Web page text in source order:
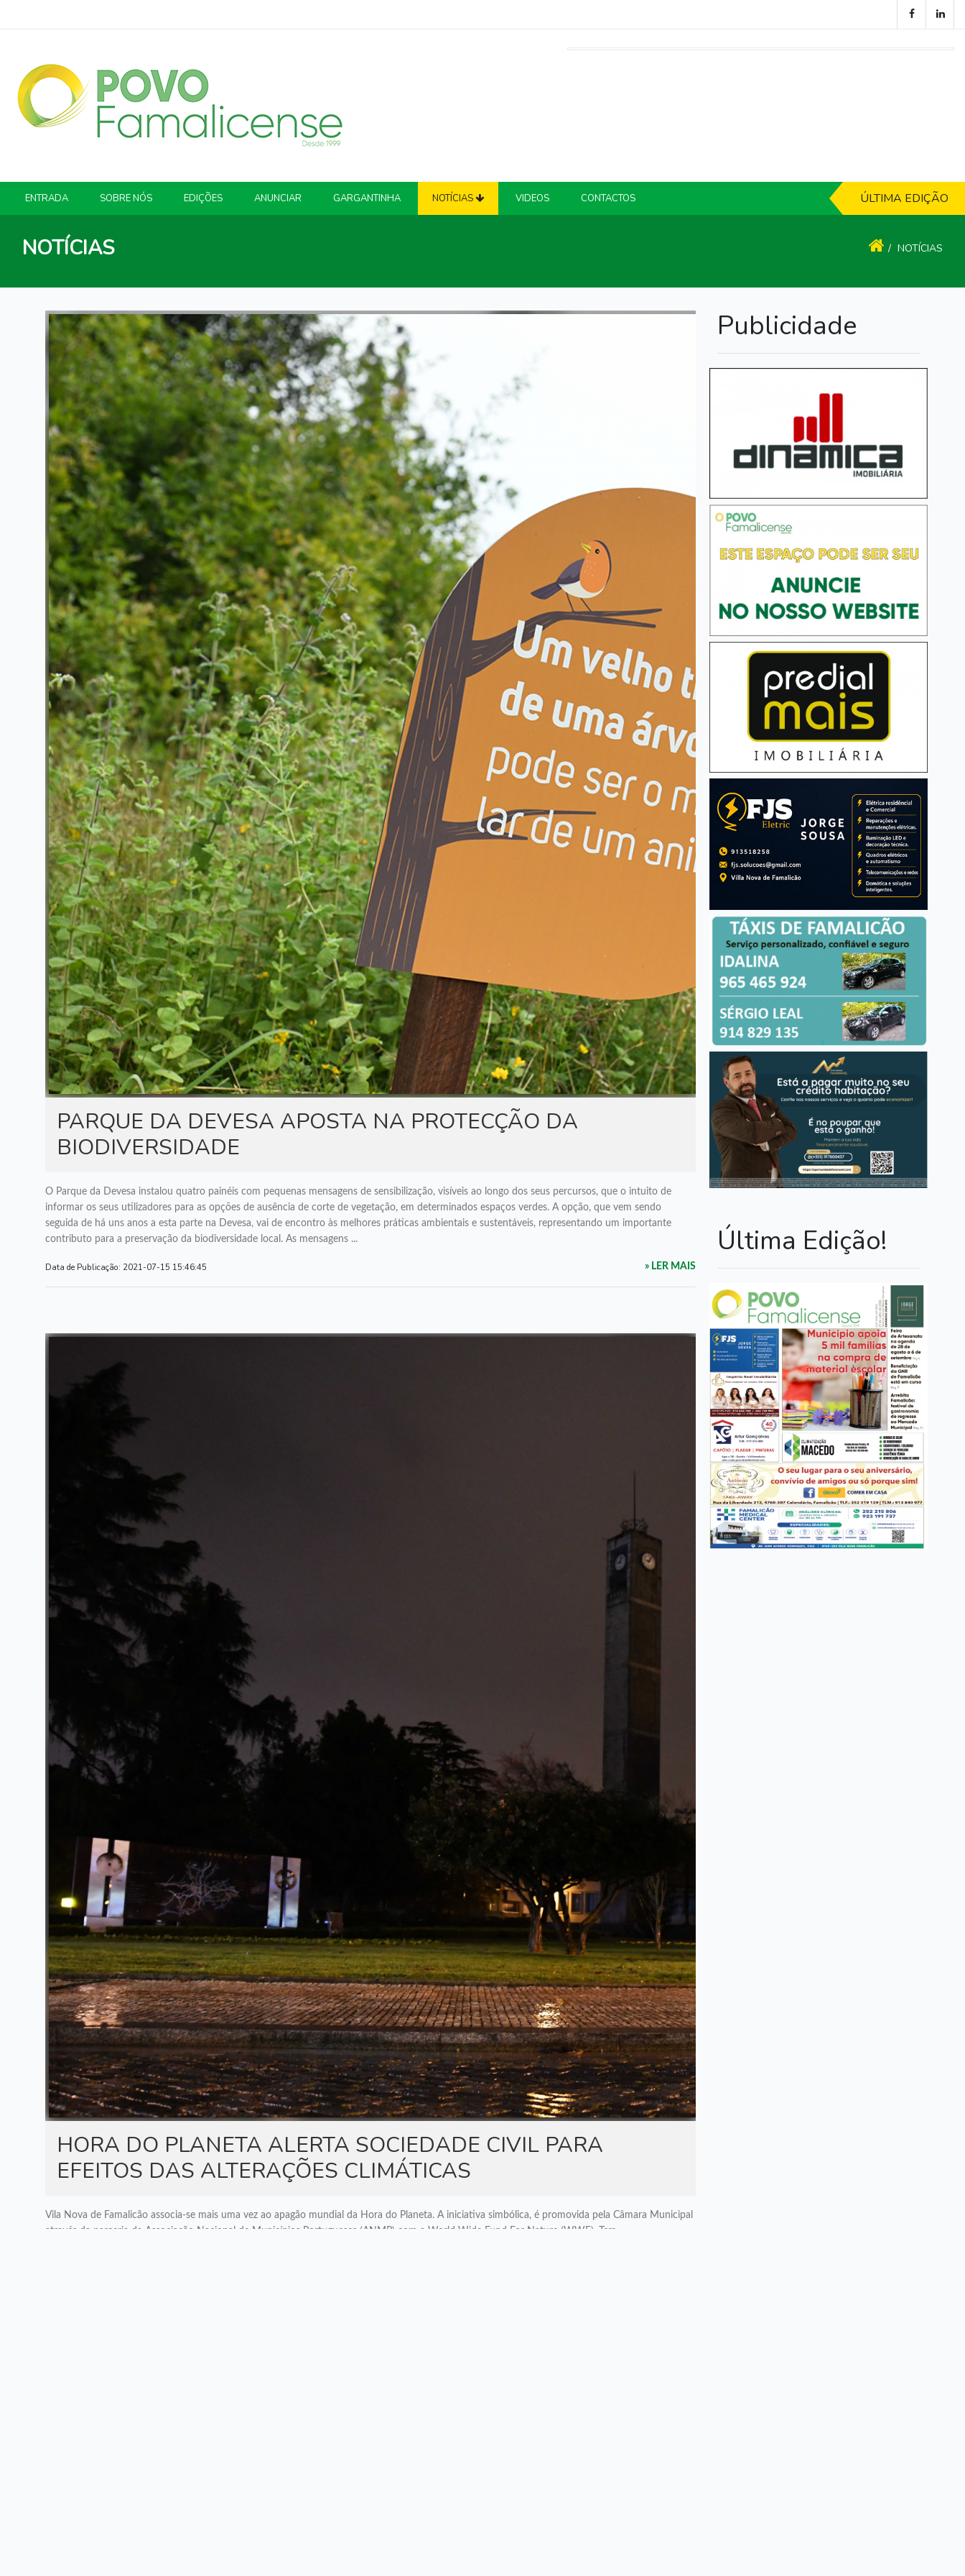
ENTRADA SOBRE NÓS EDIÇÕES ANUNCIAR GARGANTINHA NOTÍCIAS
POLÍTICA
ÚLTIMA HORA
OPINIÃO
DESPORTO
EXCLUSIVO O POVO FAMALICENSE
AMBIENTE
ACIDENTE
ELEIÇÕES AUTÁRQUICAS 2021
DIA INTERNACIONAL DA MULHER
ATUALIDADE
VIDEOS CONTACTOS ÚLTIMA EDIÇÃO
NOTÍCIAS
NOTÍCIAS
PARQUE DA DEVESA APOSTA NA PROTECÇÃO DA
BIODIVERSIDADE
O Parque da Devesa instalou quatro painéis com pequenas mensagens de sensibilização, visíveis ao longo dos seus percursos, que o intuito de
informar os seus utilizadores para as opções de ausência de corte de vegetação, em determinados espaços verdes. A opção, que vem sendo
seguida de há uns anos a esta parte na Devesa, vai de encontro às melhores práticas ambientais e sustentáveis, representando um importante
contributo para a preservação da biodiversidade local. As mensagens ...
» LER MAIS
Data de Publicação: 2021-07-15 15:46:45
HORA DO PLANETA ALERTA SOCIEDADE CIVIL PARA
EFEITOS DAS ALTERAÇÕES CLIMÁTICAS
Vila Nova de Famalicão associa-se mais uma vez ao apagão mundial da Hora do Planeta. A iniciativa simbólica, é promovida pela Câmara Municipal
através da parceria da Associação Nacional de Municípios Portugueses (ANMP) com a World Wide Fund For Nature (WWF). Tem
Publicidade
Última Edição!